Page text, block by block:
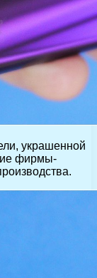
украшенной
фирмы-